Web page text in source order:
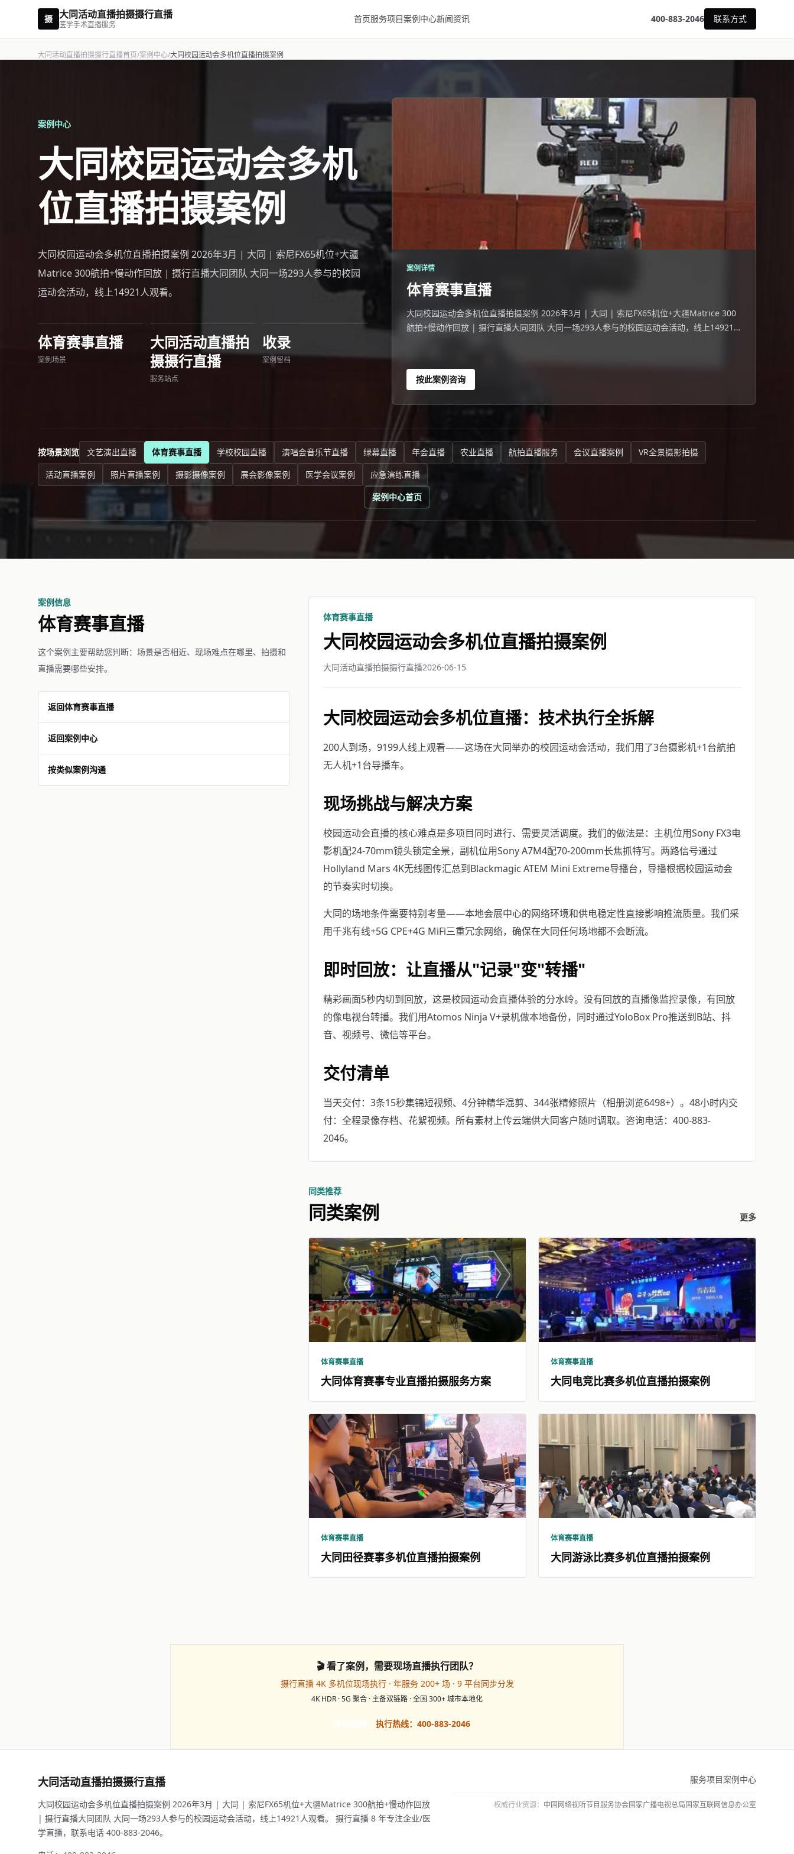
摄 大同活动直播拍摄摄行直播
医学手术直播服务
首页服务项目案例中心新闻资讯 400-883-2046 联系方式
大同活动直播拍摄摄行直播首页/案例中心/大同校园运动会多机位直播拍摄案例
案例中心
大同校园运动会多机
位直播拍摄案例
大同校园运动会多机位直播拍摄案例 2026年3月 | 大同 | 索尼FX65机位+大疆
Matrice 300航拍+慢动作回放 | 摄行直播大同团队 大同一场293人参与的校园
运动会活动，线上14921人观看。
体育赛事直播
案例场景
大同活动直播拍
摄摄行直播
服务站点
收录
案例留档
案例详情
体育赛事直播
大同校园运动会多机位直播拍摄案例 2026年3月 | 大同 | 索尼FX65机位+大疆Matrice 300
航拍+慢动作回放 | 摄行直播大同团队 大同一场293人参与的校园运动会活动，线上14921
按此案例咨询
按场景浏览 文艺演出直播 体育赛事直播 学校校园直播 演唱会音乐节直播 绿幕直播 年会直播 农业直播 航拍直播服务 会议直播案例
VR全景摄影拍摄
活动直播案例
照片直播案例 摄影摄像案例 展会影像案例 医学会议案例
应急演练直播
案例中心首页
案例信息
体育赛事直播
这个案例主要帮助您判断：场景是否相近、现场难点在哪里、拍摄和
直播需要哪些安排。
返回体育赛事直播
返回案例中心
按类似案例沟通
体育赛事直播
大同校园运动会多机位直播拍摄案例
大同活动直播拍摄摄行直播2026-06-15
大同校园运动会多机位直播：技术执行全拆解
200人到场，9199人线上观看——这场在大同举办的校园运动会活动，我们用了3台摄影机+1台航拍
无人机+1台导播车。
现场挑战与解决方案
校园运动会直播的核心难点是多项目同时进行、需要灵活调度。我们的做法是：主机位用Sony FX3电
影机配24-70mm镜头锁定全景，副机位用Sony A7M4配70-200mm长焦抓特写。两路信号通过
Hollyland Mars 4K无线图传汇总到Blackmagic ATEM Mini Extreme导播台，导播根据校园运动会
的节奏实时切换。
大同的场地条件需要特别考量——本地会展中心的网络环境和供电稳定性直接影响推流质量。我们采
用千兆有线+5G CPE+4G MiFi三重冗余网络，确保在大同任何场地都不会断流。
即时回放：让直播从"记录"变"转播"
精彩画面5秒内切到回放，这是校园运动会直播体验的分水岭。没有回放的直播像监控录像，有回放
的像电视台转播。我们用Atomos Ninja V+录机做本地备份，同时通过YoloBox Pro推送到B站、抖
音、视频号、微信等平台。
交付清单
当天交付：3条15秒集锦短视频、4分钟精华混剪、344张精修照片（相册浏览6498+）。48小时内交
付：全程录像存档、花絮视频。所有素材上传云端供大同客户随时调取。咨询电话：400-883-
2046。
同类推荐
同类案例 更多
体育赛事直播
大同体育赛事专业直播拍摄服务方案
体育赛事直播
大同电竞比赛多机位直播拍摄案例
体育赛事直播
大同田径赛事多机位直播拍摄案例
体育赛事直播
大同游泳比赛多机位直播拍摄案例
🎬 看了案例，需要现场直播执行团队？
摄行直播 4K 多机位现场执行 · 年服务 200+ 场 · 9 平台同步分发
4K HDR · 5G 聚合 · 主备双链路 · 全国 300+ 城市本地化
执行热线：400-883-2046
大同活动直播拍摄摄行直播
大同校园运动会多机位直播拍摄案例 2026年3月 | 大同 | 索尼FX65机位+大疆Matrice 300航拍+慢动作回放
| 摄行直播大同团队 大同一场293人参与的校园运动会活动，线上14921人观看。 摄行直播 8 年专注企业/医
学直播，联系电话 400-883-2046。
服务项目案例中心
权威行业资源： 中国网络视听节目服务协会国家广播电视总局国家互联网信息办公室